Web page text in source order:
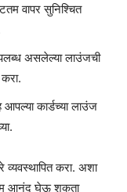
वापर सुनिश्चित
असलेल्या लाउंजची
आपल्या कार्डच्या लाउंज
व्यवस्थापित करा. अशा
आनंद घेऊ शकता